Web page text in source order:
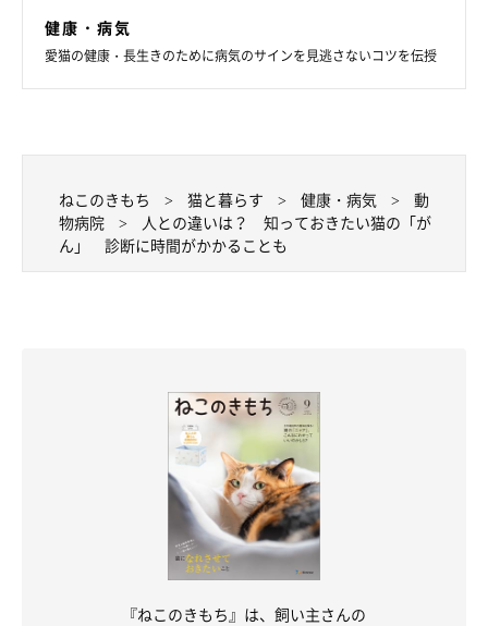
健康・病気
愛猫の健康・長生きのために病気のサインを見逃さないコツを伝授
ねこのきもち 猫と暮らす 健康・病気
動
物病院
人との違いは？ 知っておきたい猫の「が
ん」 診断に時間がかかることも
『ねこのきもち』は、飼い主さんの